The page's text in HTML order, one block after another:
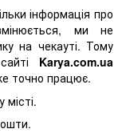
інформація про
ми не
на чекауті. Тому
Karya.com.ua
точно працює.